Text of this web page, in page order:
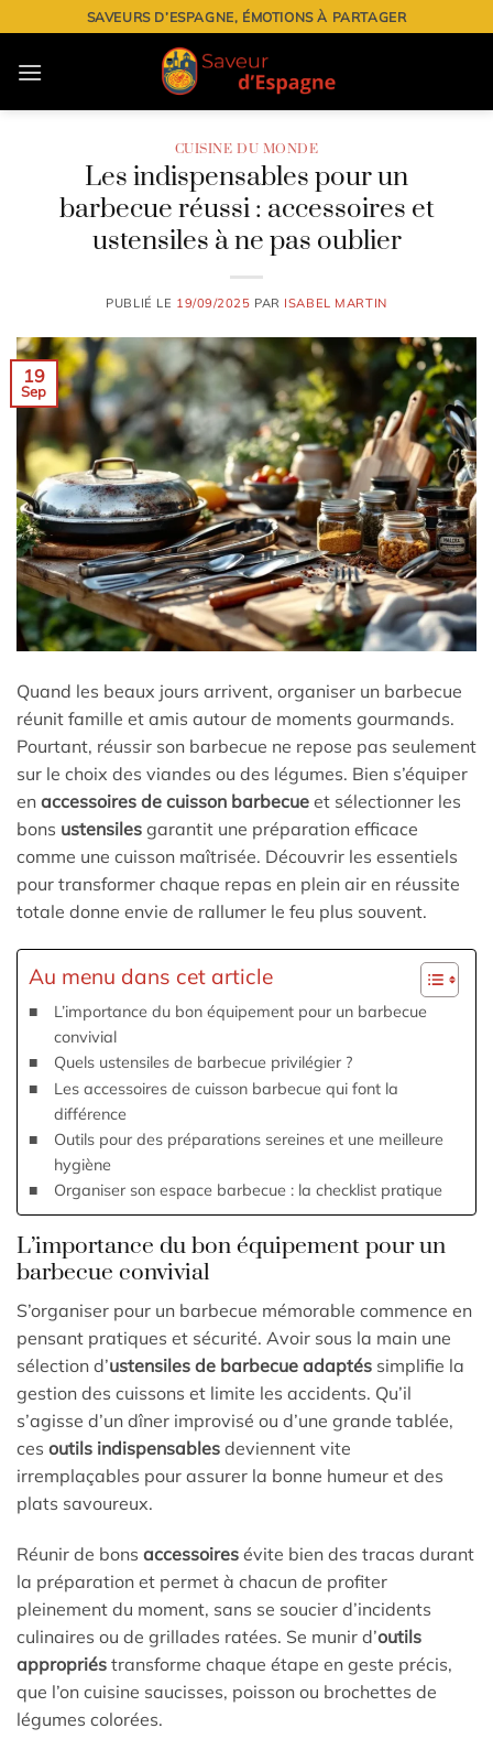
au
contenu
SAVEURS D’ESPAGNE, ÉMOTIONS À PARTAGER
CUISINE DU MONDE
Les indispensables pour un
barbecue réussi : accessoires et
ustensiles à ne pas oublier
PUBLIÉ LE 19/09/2025 PAR ISABEL MARTIN
19
Sep
Quand les beaux jours arrivent, organiser un barbecue
réunit famille et amis autour de moments gourmands.
Pourtant, réussir son barbecue ne repose pas seulement
sur le choix des viandes ou des légumes. Bien s’équiper
en accessoires de cuisson barbecue et sélectionner les
bons ustensiles garantit une préparation efficace
comme une cuisson maîtrisée. Découvrir les essentiels
pour transformer chaque repas en plein air en réussite
totale donne envie de rallumer le feu plus souvent.
Au menu dans cet article
L’importance du bon équipement pour un barbecue
convivial
Quels ustensiles de barbecue privilégier ?
Les accessoires de cuisson barbecue qui font la
différence
Outils pour des préparations sereines et une meilleure
hygiène
Organiser son espace barbecue : la checklist pratique
L’importance du bon équipement pour un
barbecue convivial
S’organiser pour un barbecue mémorable commence en
pensant pratiques et sécurité. Avoir sous la main une
sélection d’ustensiles de barbecue adaptés simplifie la
gestion des cuissons et limite les accidents. Qu’il
s’agisse d’un dîner improvisé ou d’une grande tablée,
ces outils indispensables deviennent vite
irremplaçables pour assurer la bonne humeur et des
plats savoureux.
Réunir de bons accessoires évite bien des tracas durant
la préparation et permet à chacun de profiter
pleinement du moment, sans se soucier d’incidents
culinaires ou de grillades ratées. Se munir d’outils
appropriés transforme chaque étape en geste précis,
que l’on cuisine saucisses, poisson ou brochettes de
légumes colorées.